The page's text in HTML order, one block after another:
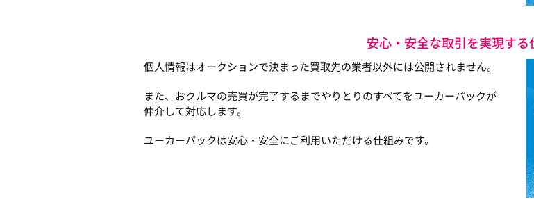
安心・安全な取引を実現する
個人情報はオークションで決まった買取先の業者以外には公開されません。
また、おクルマの売買が完了するまでやりとりのすべてをユーカーパックが
仲介して対応します。
ユーカーパックは安心・安全にご利用いただける仕組みです。